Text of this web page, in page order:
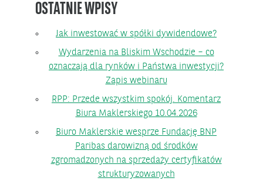
OSTATNIE WPISY
Jak inwestować w spółki dywidendowe?
Wydarzenia na Bliskim Wschodzie – co
oznaczają dla rynków i Państwa inwestycji?
Zapis webinaru
RPP: Przede wszystkim spokój. Komentarz
Biura Maklerskiego 10.04.2026
Biuro Maklerskie wesprze Fundację BNP
Paribas darowizną od środków
zgromadzonych na sprzedaży certyfikatów
strukturyzowanych